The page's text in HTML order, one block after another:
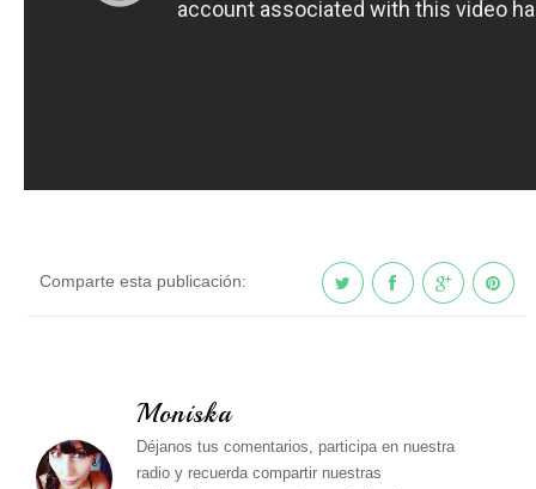
Comparte esta publicación:
Moniska
Déjanos tus comentarios, participa en nuestra
radio y recuerda compartir nuestras